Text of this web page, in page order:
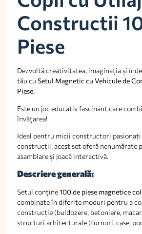
Constructii
Piese
Dezvoltă creativitatea, imaginația și
tău cu Setul Magnetic cu Vehicule de
Piese.
Este un joc educativ fascinant care
învățarea!
Ideal pentru micii constructori pasionați
construcții, acest set oferă nenumărate
asamblare și joacă interactivă.
Descriere generală:
Setul conține100 de piese magnetice
combinate în diferite moduri pentru a
construcție (buldozere, betoniere,
structuri arhitecturale (turnuri, case,